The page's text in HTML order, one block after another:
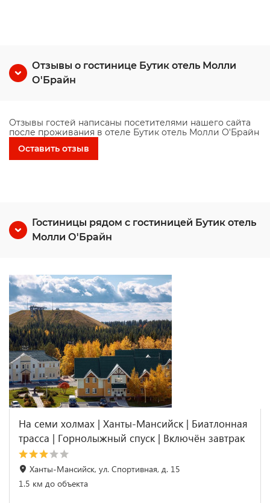
Отзывы о гостинице Бутик отель Молли
О'Брайн
Отзывы гостей написаны посетителями нашего сайта
после проживания в отеле Бутик отель Молли О'Брайн
Оставить отзыв
Гостиницы рядом с гостиницей Бутик отель
Молли О'Брайн
На семи холмах | Ханты-Мансийск | Биатлонная
трасса | Горнолыжный спуск | Включён завтрак
Ханты-Мансийск, ул. Спортивная, д. 15
1.5 км до объекта